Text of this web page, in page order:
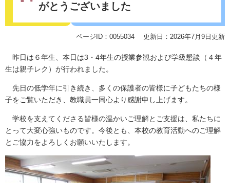
がとうございました
ページID：0055034 更新日：2026年7月9日更新
昨日は６年生、本日は3・4年生の授業参観および学級懇談（４年
生は親子レク）が行われました。
先日の低学年に引き続き、多くの保護者の皆様に子どもたちの様
子をご覧いただき、教職員一同心より感謝申し上げます。
学校を支えてくださる皆様の温かいご理解とご支援は、私たちに
とって大変心強いものです。今後とも、本校の教育活動へのご理解
とご協力をよろしくお願いいたします。